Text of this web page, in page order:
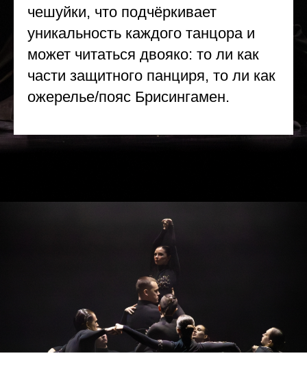
чешуйки, что подчёркивает
уникальность каждого танцора и
может читаться двояко: то ли как
части защитного панциря, то ли как
ожерелье/пояс Брисингамен.